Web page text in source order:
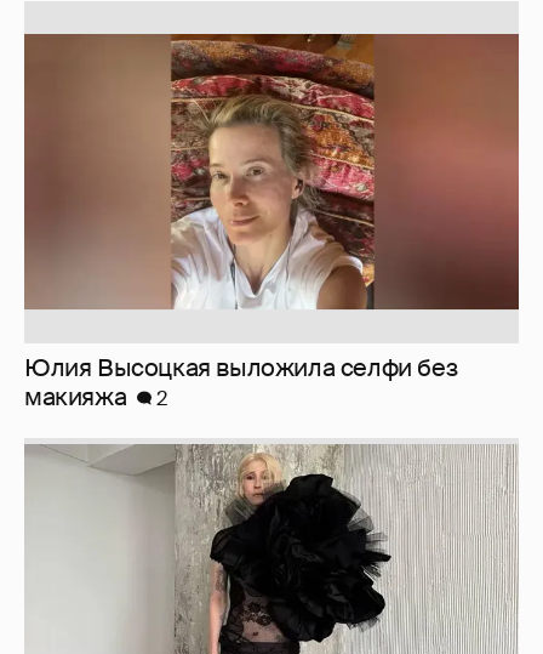
Юлия Высоцкая выложила селфи без
Журналистка Сулим примерила новый